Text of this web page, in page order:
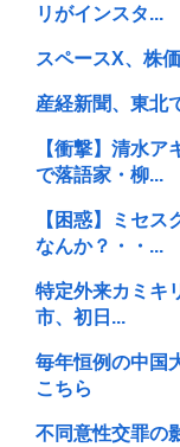
リがインスタ...
スペースX、株
産経新聞、東北
【衝撃】清水
で落語家・柳...
【困惑】ミセス
なんか？・・...
特定外来カミキ
市、初日...
毎年恒例の中国
こちら
不同意性交罪の